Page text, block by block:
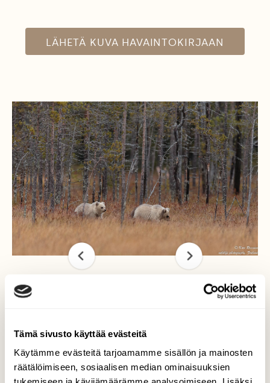
Tämä sivusto käyttää evästeitä
Käytämme evästeitä tarjoamamme sisällön ja mainosten
räätälöimiseen, sosiaalisen median ominaisuuksien
LÄHETÄ KUVA HAVAINTOKIRJAAN
Olen kuvannut valkoisia karhunpentuja jo
kahtena peräkkäisenä vuotena Kuhmossa
syksyisin. Tuossa kuvassa olevassa